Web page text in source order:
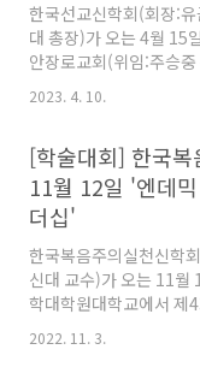
한국선교신학회(회장:
대 총장)가 오는 4월 15
안장로교회(위임:주승
는 주제로 2023년 제2차
다. 이날 김은수 박사(전
(감신대 교수)가 '로잔
로 연구논문을 발표한다.
2023. 4. 10.
[학술대회] 한국
11월 12일 '엔데
더십'
한국복음주의실천신학
신대 교수)가 오는 11월
학대학원대학교에서 제
최한다. 이번 학술대회는
리더십'을 주제로 진행되
2022. 11. 3.